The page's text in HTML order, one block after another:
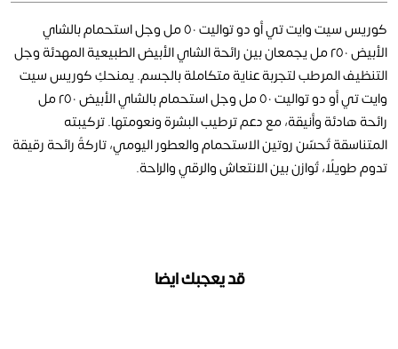
كوريس سيت وايت تي أو دو تواليت ٥٠ مل وجل استحمام بالشاي
الأبيض ٢٥٠ مل يجمعان بين رائحة الشاي الأبيض الطبيعية المهدئة وجل
التنظيف المرطب لتجربة عناية متكاملة بالجسم. يمنحكِ كوريس سيت
وايت تي أو دو تواليت ٥٠ مل وجل استحمام بالشاي الأبيض ٢٥٠ مل
رائحة هادئة وأنيقة، مع دعم ترطيب البشرة ونعومتها. تركيبته
المتناسقة تُحسّن روتين الاستحمام والعطور اليومي، تاركةً رائحة رقيقة
تدوم طويلًا، تُوازن بين الانتعاش والرقي والراحة.
قد يعجبك ايضا